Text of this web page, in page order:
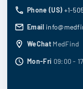
Phone (US) +1-
Email
WeChat MedFind
Mon-Fri 09:00 -